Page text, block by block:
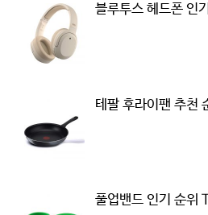
블루투스 헤드폰 인
테팔 후라이팬 추천
풀업밴드 인기 순위